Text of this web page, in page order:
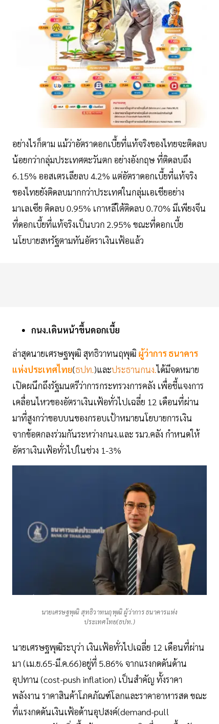
อย่างไรก็ตาม แม้ว่าอัตราดอกเบี้ยที่แท้จริงของไทยจะติดลบ
น้อยกว่ากลุ่มประเทศตะวันตก อย่างอังกฤษ ที่ติดลบถึง
6.15% ออสเตรเลียลบ 4.2% แต่อัตราดอกเบี้ยที่แท้จริง
ของไทยยังติดลบมากกว่าประเทศในกลุ่มเอเชียอย่าง
มาเลเซีย ติดลบ 0.95% เกาหลีใต้ติดลบ 0.70% มีเพียงจีน
ที่ดอกเบี้ยที่แท้จริงเป็นบวก 2.95% ขณะที่ดอกเบี้ย
นโยบายสหรัฐตามทันอัตราเงินเฟ้อแล้ว
กนง.เดินหน้าขึ้นดอกเบี้ย
ล่าสุดนายเศรษฐพุฒิ สุทธิวาทนฤพุฒิ ผู้ว่าการ ธนาคาร
แห่งประเทศไทย(ธปท.)และประธานกนง.ได้มีจดหมาย
เปิดผนึกถึงรัฐมนตรีว่าการกระทรวงการคลัง เพื่อชี้แจงการ
เคลื่อนไหวของอัตราเงินเฟ้อทั่วไปเฉลี่ย 12 เดือนที่ผ่าน
มาที่สูงกว่าขอบบนของกรอบเป้าหมายนโยบายการเงิน
จากข้อตกลงร่วมกันระหว่างกนง.และ รมว.คลัง กำหนดให้
อัตราเงินเฟ้อทั่วไปในช่วง 1-3%
นายเศรษฐพุฒิ สุทธิวาทนฤพุฒิ ผู้ว่าการ ธนาคารแห่ง
ประเทศไทย(ธปท.)
นายเศรษฐพุฒิระบุว่า เงินเฟ้อทั่วไปเฉลี่ย 12 เดือนที่ผ่าน
มา (เม.ย.65-มี.ค.66)อยู่ที่ 5.86% จากแรงกดดันด้าน
อุปทาน (cost-push inflation) เป็นสำคัญ ทั้งราคา
พลังงาน ราคาสินค้าโภคภัณฑ์โลกและราคาอาหารสด ขณะ
ที่แรงกดดันเงินเฟ้อด้านอุปสงค์(demand-pull